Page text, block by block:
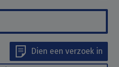
Dien een verzoek in